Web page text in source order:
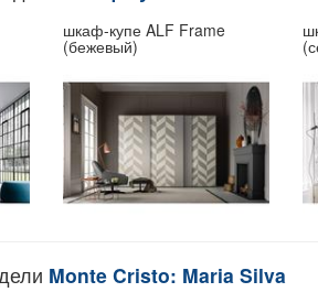
шкаф-купе ALF Frame
(бежевый)
Monte Cristo: Maria Silva